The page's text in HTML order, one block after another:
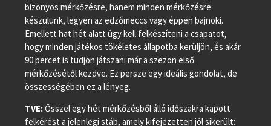
bizonyos mérkőzésre, hanem minden mérkőzésre
készülünk, legyen az edzőmeccs vagy éppen bajnoki.
Emellett hat hét alatt úgy kell felkészíteni a csapatot,
hogy minden játékos tökéletes állapotba kerüljön, és akár
90 percet is tudjon játszani már a szezon első
mérkőzésétől kezdve. Ez persze egy ideális gondolat, de
összességében ez a lényeg.
TVE:Ősszel egy hét mérkőzésből álló időszakra kapott
felkérést a jelenlegi stáb, amely kifejezetten jól sikerült: